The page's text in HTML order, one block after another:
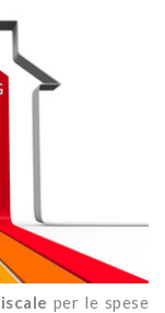
per le spese